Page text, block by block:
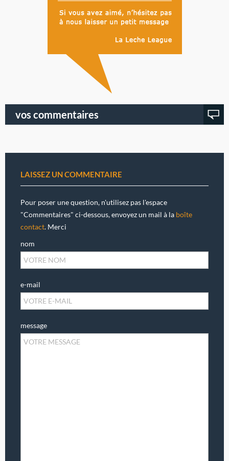
vos commentaires
LAISSEZ UN COMMENTAIRE
Pour poser une question, n'utilisez pas l'espace
"Commentaires" ci-dessous, envoyez un mail à la boîte
contact. Merci
nom
e-mail
message